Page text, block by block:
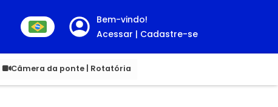
Bem-vindo!
Acessar | Cadastre-se
Câmera da ponte | Rotatória
1.00